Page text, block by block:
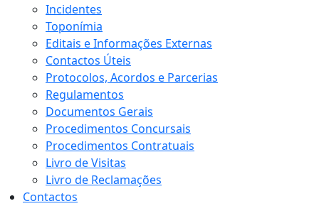
Incidentes
Toponímia
Editais e Informações Externas
Contactos Úteis
Protocolos, Acordos e Parcerias
Regulamentos
Documentos Gerais
Procedimentos Concursais
Procedimentos Contratuais
Livro de Visitas
Livro de Reclamações
Contactos